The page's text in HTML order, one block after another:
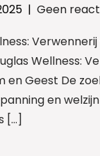
| Geen
Wellness:
en Geest De
en
[…]